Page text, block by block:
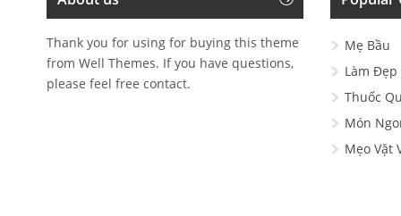
Thank you for using for buying this theme
from Well Themes. If you have questions,
please feel free contact.
Mẹ Bầu
Làm Đẹp
Thuốc
Món
Mẹo Vặt